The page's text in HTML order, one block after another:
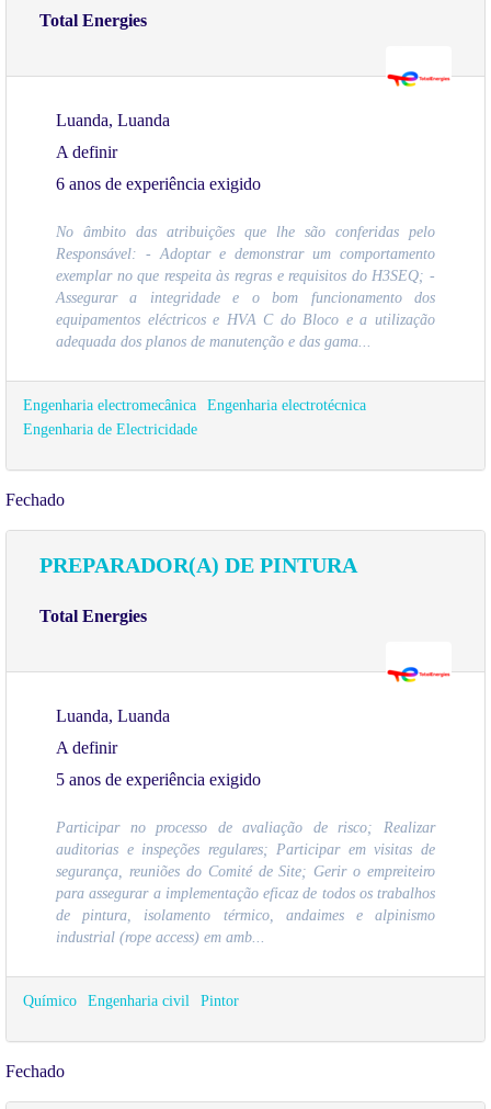
Total Energies
Luanda, Luanda
A definir
6 anos de experiência exigido
No âmbito das atribuições que lhe são conferidas pelo
Responsável: - Adoptar e demonstrar um comportamento
exemplar no que respeita às regras e requisitos do H3SEQ; -
Assegurar a integridade e o bom funcionamento dos
equipamentos eléctricos e HVA C do Bloco e a utilização
adequada dos planos de manutenção e das gama...
Engenharia electromecânica
Engenharia electrotécnica
Engenharia de Electricidade
Fechado
PREPARADOR(A) DE PINTURA
Total Energies
Luanda, Luanda
A definir
5 anos de experiência exigido
Participar no processo de avaliação de risco; Realizar
auditorias e inspeções regulares; Participar em visitas de
segurança, reuniões do Comité de Site; Gerir o empreiteiro
para assegurar a implementação eficaz de todos os trabalhos
de pintura, isolamento térmico, andaimes e alpinismo
industrial (rope access) em amb...
Químico Engenharia civil Pintor
Fechado